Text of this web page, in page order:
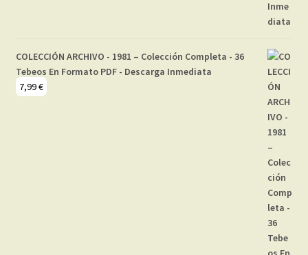
COLECCIÓN ARCHIVO - 1981 – Colección Completa - 36
Tebeos En Formato PDF - Descarga Inmediata
7,99€